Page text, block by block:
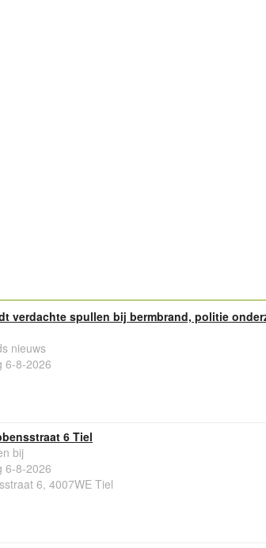
verdachte spullen bij bermbrand, politie
nieuws
6-8-2026
6 Tiel
bij
6-8-2026
6, 4007WE Tiel